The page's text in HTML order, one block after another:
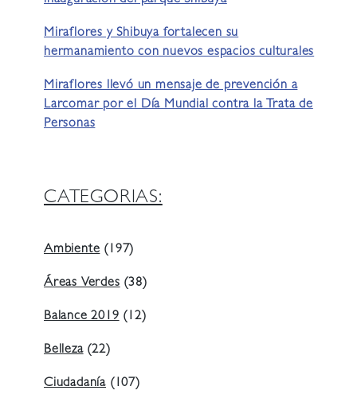
Miraflores y Shibuya fortalecen su
hermanamiento con nuevos espacios culturales
Miraflores llevó un mensaje de prevención a
Larcomar por el Día Mundial contra la Trata de
Personas
CATEGORIAS:
Ambiente (197)
Áreas Verdes (38)
Balance 2019 (12)
Belleza(22)
Ciudadanía (107)